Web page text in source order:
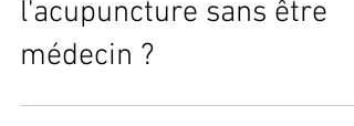
Peut-on pratiquer
l'acupuncture sans être
médecin ?